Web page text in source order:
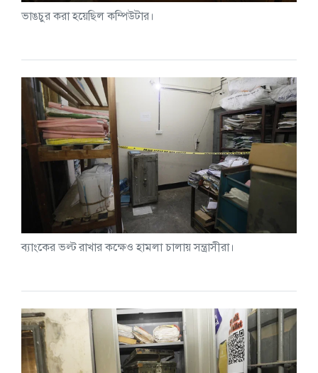
ভাঙচুর করা হয়েছিল কম্পিউটার।
ব্যাংকের ভল্ট রাখার কক্ষেও হামলা চালায় সন্ত্রাসীরা।